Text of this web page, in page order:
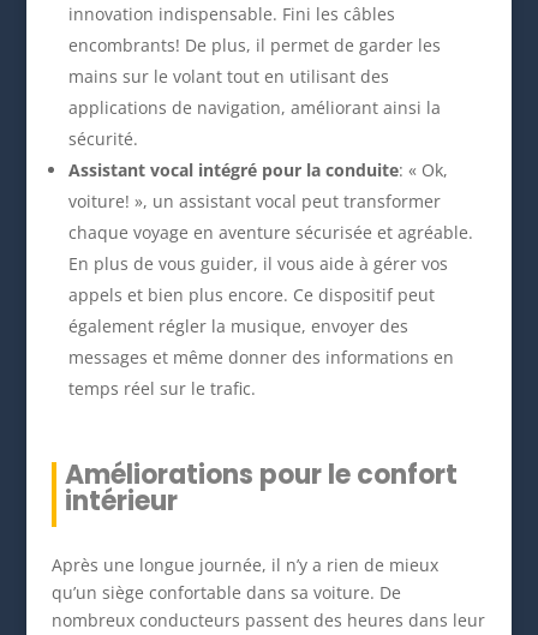
innovation indispensable. Fini les câbles
encombrants! De plus, il permet de garder les
mains sur le volant tout en utilisant des
applications de navigation, améliorant ainsi la
sécurité.
Assistant vocal intégré pour la conduite: « Ok,
voiture! », un assistant vocal peut transformer
chaque voyage en aventure sécurisée et agréable.
En plus de vous guider, il vous aide à gérer vos
appels et bien plus encore. Ce dispositif peut
également régler la musique, envoyer des
messages et même donner des informations en
temps réel sur le trafic.
Améliorations pour le confort
intérieur
Après une longue journée, il n’y a rien de mieux
qu’un siège confortable dans sa voiture. De
nombreux conducteurs passent des heures dans leur